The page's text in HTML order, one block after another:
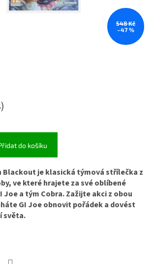
548 Kč
–47 %
do košíku
Blackout je klasická týmová střílečka z
ve které hrajete za své oblíbené
Joe a tým Cobra. Zažijte akci z obou
GI Joe obnovit pořádek a dovést
světa.